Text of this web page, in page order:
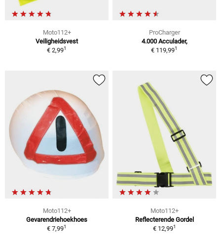
Moto112+
Veiligheidsvest
€ 2,991
ProCharger
4.000 Acculader,
€ 119,991
Moto112+
Gevarendriehoekhoes
€ 7,991
Moto112+
Reflecterende Gordel
€ 12,991